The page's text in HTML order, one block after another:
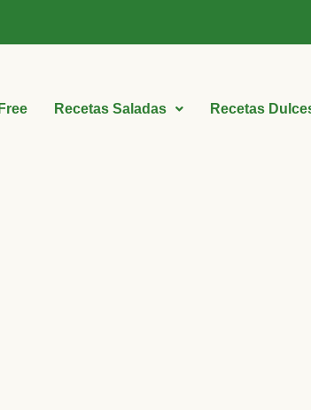
Recetas Saladas Recetas